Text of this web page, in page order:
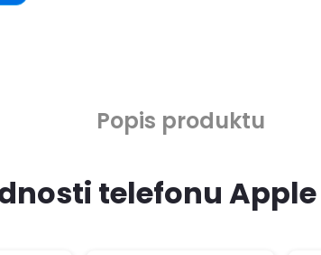
Popis produktu
telefonu Apple